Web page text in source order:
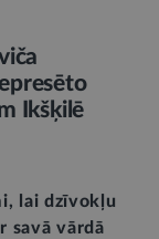
Ikšķilē
lai dzīvokļu
savā vārdā